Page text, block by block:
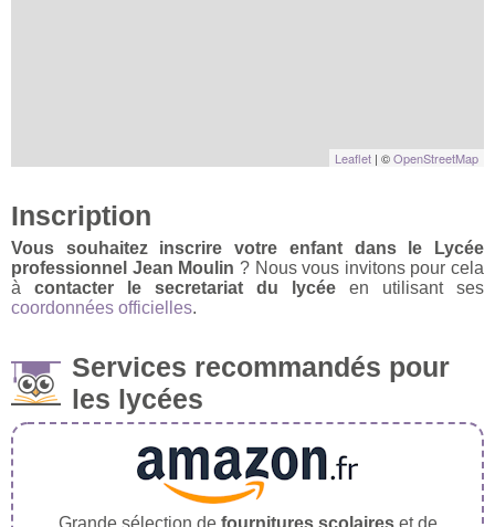
Leaflet | ©OpenStreetMap
Inscription
Vous souhaitez inscrire votre enfant dans le Lycée
professionnel Jean Moulin ? Nous vous invitons pour cela
à contacter le secretariat du lycée en utilisant ses
coordonnées officielles.
Services recommandés pour
les lycées